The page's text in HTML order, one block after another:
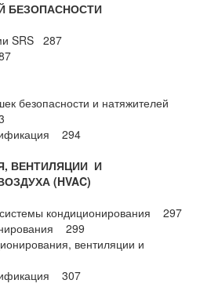
БЕЗОПАСНОСТИ
SRS 287
безопасности и натяжителей
294
ВЕНТИЛЯЦИИ И
(HVAC)
кондиционирования 297
299
вентиляции и
307